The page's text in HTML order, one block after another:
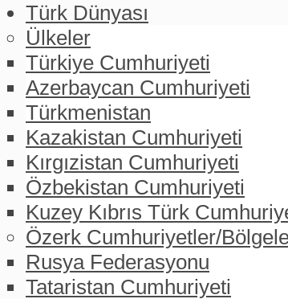
Türk Dünyası
Ülkeler
Türkiye Cumhuriyeti
Azerbaycan Cumhuriyeti
Türkmenistan
Kazakistan Cumhuriyeti
Kırgızistan Cumhuriyeti
Özbekistan Cumhuriyeti
Kuzey Kıbrıs Türk
Özerk Cumhuriyetler/
Rusya Federasyonu
Tataristan Cumhuriyeti